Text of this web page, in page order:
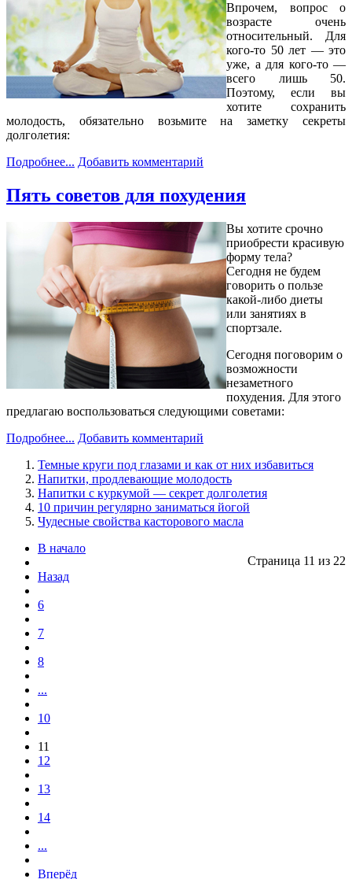
Впрочем, вопрос о
возрасте очень
относительный. Для
кого-то 50 лет — это
уже, а для кого-то —
всего лишь 50.
Поэтому, если вы
хотите сохранить
молодость, обязательно возьмите на заметку секреты
долголетия:
Подробнее... Добавить комментарий
Пять советов для похудения
Вы хотите срочно
приобрести красивую
форму тела?
Сегодня не будем
говорить о пользе
какой-либо диеты
или занятиях в
спортзале.
Сегодня поговорим о
возможности
незаметного
похудения. Для этого
предлагаю воспользоваться следующими советами:
Подробнее... Добавить комментарий
Темные круги под глазами и как от них избавиться
Напитки, продлевающие молодость
Напитки c куркумой — секрет долголетия
10 причин регулярно заниматься йогой
Чудесные свойства касторового масла
Страница 11 из 22
В начало
Назад
6
7
8
...
10
11
12
13
14
...
Вперёд